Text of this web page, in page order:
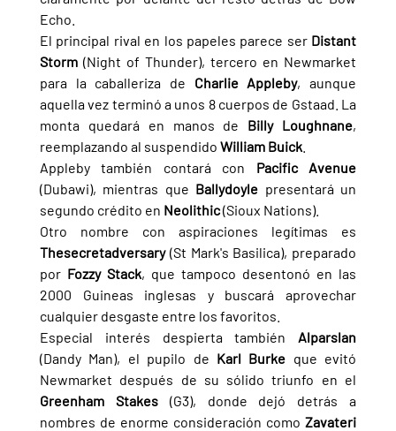
Echo.
El principal rival en los papeles parece ser Distant
Storm (Night of Thunder), tercero en Newmarket
para la caballeriza de Charlie Appleby, aunque
aquella vez terminó a unos 8 cuerpos de Gstaad. La
monta quedará en manos de Billy Loughnane,
reemplazando al suspendido William Buick.
Appleby también contará con
(Dubawi), mientras que Ballydoyle presentará un
segundo crédito en Neolithic (Sioux Nations).
Thesecretadversary (St Mark's Basilica), preparado
por Fozzy Stack, que tampoco desentonó en las
2000 Guineas inglesas y buscará aprovechar
cualquier desgaste entre los favoritos.
Especial interés despierta también
(Dandy Man), el pupilo de Karl Burke que evitó
Greenham Stakes (G3), donde dejó detrás a
nombres de enorme consideración como